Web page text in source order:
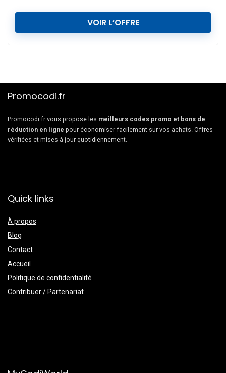
VOIR L’OFFRE
Promocodi.fr
Promocodi.fr vous propose les meilleurs codes promo et bons de
réduction en ligne pour économiser facilement sur vos achats. Offres
vérifiées et mises à jour quotidiennement.
Quick links
À propos
Blog
Contact
Accueil
Politique de confidentialité
Contribuer / Partenariat